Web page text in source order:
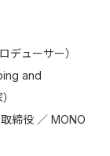
デューサー）
and
締役 ／ MONO